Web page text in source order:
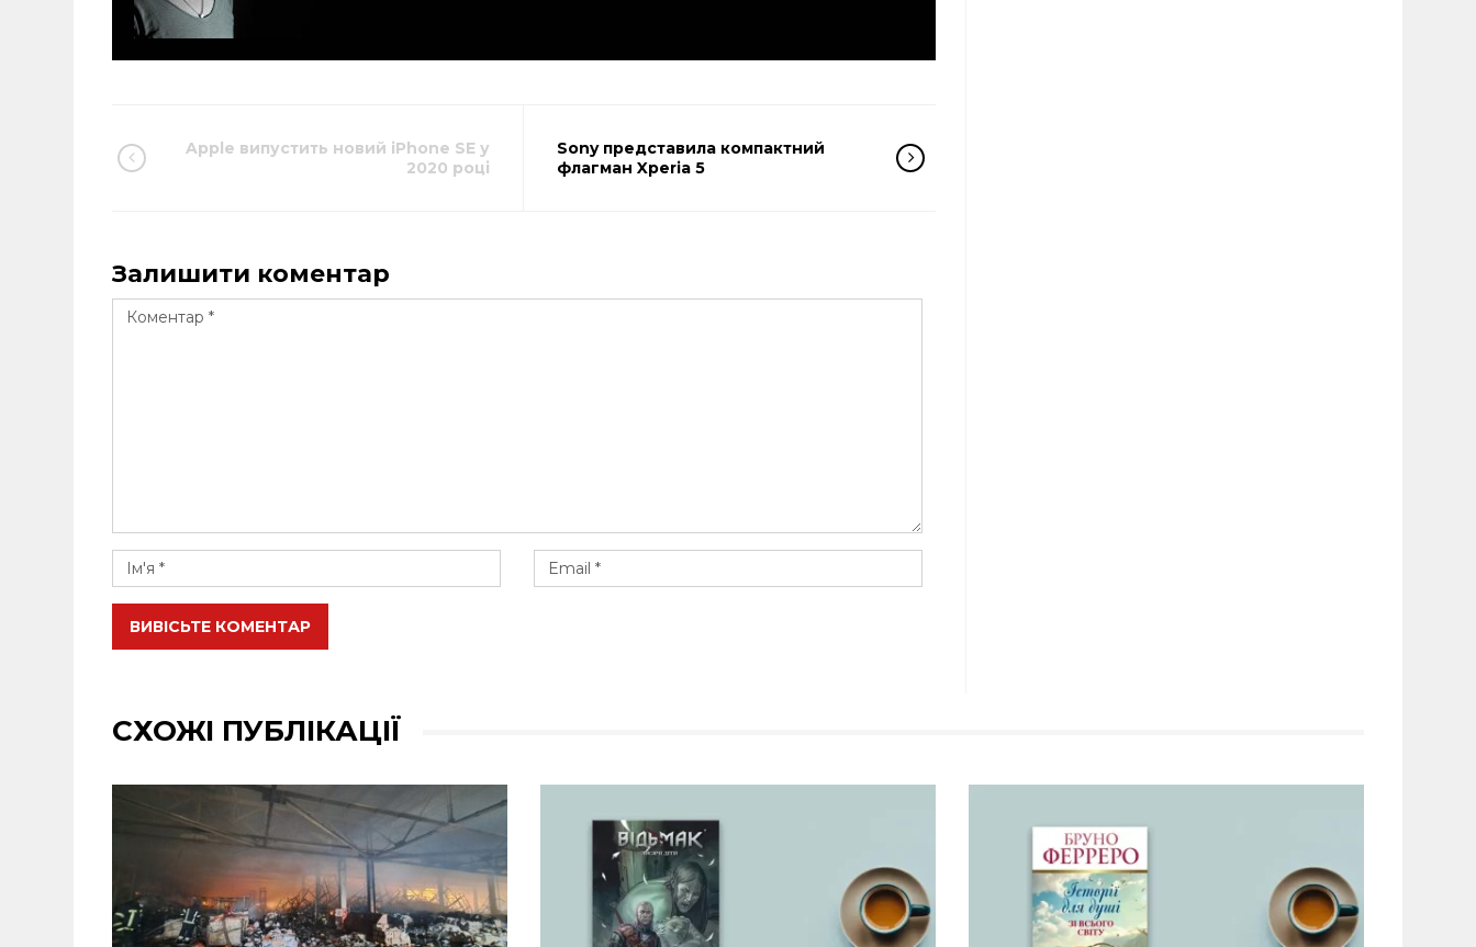
Apple випустить новий iPhone SE у
2020 році
Sony представила компактний
флагман Xperia 5
Залишити коментар
ВИВІСЬТЕ КОМЕНТАР
СХОЖІ ПУБЛІКАЦІЇ